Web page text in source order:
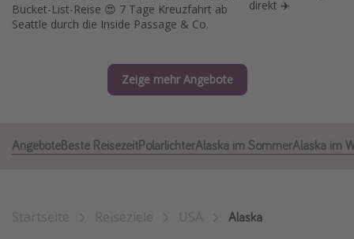
Sri Lanka Rundreise
Wellnessurlaub
Bucket-List-Reise 😍 7 Tage Kreuzfahrt ab
Seattle durch die Inside Passage & Co.
direkt ✈️
Zeige mehr Angebote
AngeboteBeste ReisezeitPolarlichterAlaska im SommerAlaska im
Alaska